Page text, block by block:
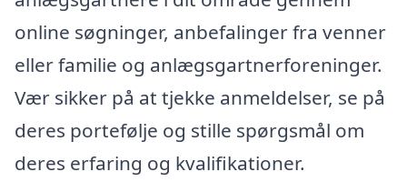
online søgninger, anbefalinger fra venner
eller familie og anlægsgartnerforeninger.
Vær sikker på at tjekke anmeldelser, se på
deres portefølje og stille spørgsmål om
deres erfaring og kvalifikationer.